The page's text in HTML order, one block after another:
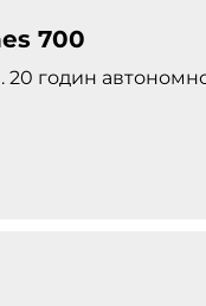
700
годин